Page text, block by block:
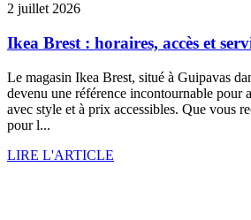
2 juillet 2026
Ikea Brest : horaires, accès et
Le magasin Ikea Brest, situé à Guipavas
devenu une référence incontournable pour
avec style et à prix accessibles. Que vous
pour l...
LIRE L'ARTICLE